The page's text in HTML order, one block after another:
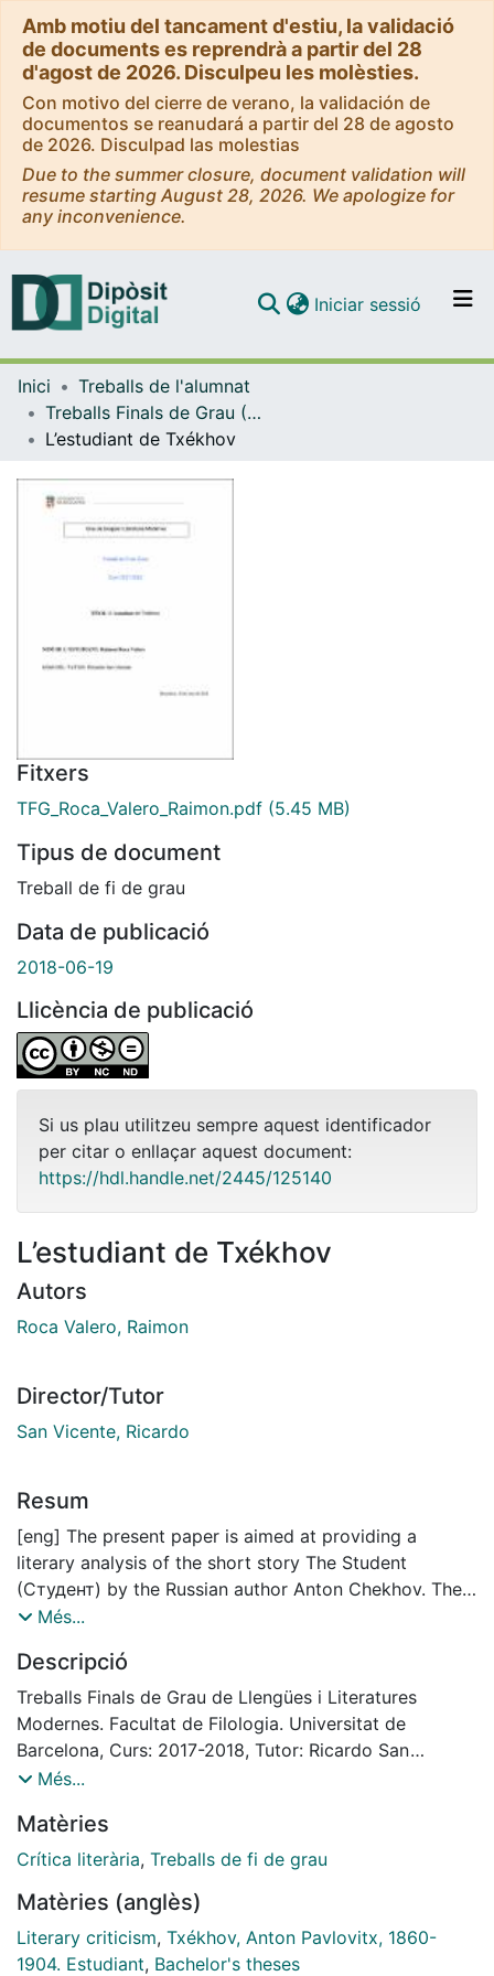
Amb motiu del tancament d'estiu, la validació
de documents es reprendrà a partir del 28
d'agost de 2026. Disculpeu les molèsties.
Con motivo del cierre de verano, la validación de
documentos se reanudará a partir del 28 de agosto
de 2026. Disculpad las molestias
Due to the summer closure, document validation will
resume starting August 28, 2026. We apologize for
any inconvenience.
Navega per tot el DD
Contacte
Iniciar sessió (current)
Inici
Treballs de l'alumnat
Treballs Finals de Grau (TFG) - Llengües i Literatures Modernes
L’estudiant de Txékhov
Fitxers
TFG_Roca_Valero_Raimon.pdf (5.45 MB)
Tipus de document
Treball de fi de grau
Data de publicació
2018-06-19
Llicència de publicació
Si us plau utilitzeu sempre aquest identificador
per citar o enllaçar aquest document:
https://hdl.handle.net/2445/125140
L’estudiant de Txékhov
Autors
Roca Valero, Raimon
Director/Tutor
San Vicente, Ricardo
Resum
[eng] The present paper is aimed at providing a
literary analysis of the short story The Student
(Студент) by the Russian author Anton Chekhov. The
Student will be analyzed from a structural
around which the tale is constructed will be
discussed. The structural study of the story is divided
into two differentiated parts: a descent and
an ascent, both being physical and spiritual, that will
be examined by considering the influence
interpretations are to be offered regarding the
transcendental conclusions to which the hero, Ivan
literary analysis is accompanied by a Catalan
translation of the story, which will be used as a
reference when constructing the analysis.
Més...
Descripció
Treballs Finals de Grau de Llengües i Literatures
Modernes. Facultat de Filologia. Universitat de
Barcelona, Curs: 2017-2018, Tutor: Ricardo San
Vicente
Més...
Matèries
Crítica literària, Treballs de fi de grau
Matèries (anglès)
Literary criticism, Txékhov, Anton Pavlovitx, 1860-
1904. Estudiant, Bachelor's theses